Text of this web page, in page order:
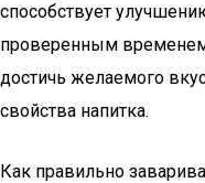
способствует
проверенным
достичь желаемого
свойства напитка.
Как правильно